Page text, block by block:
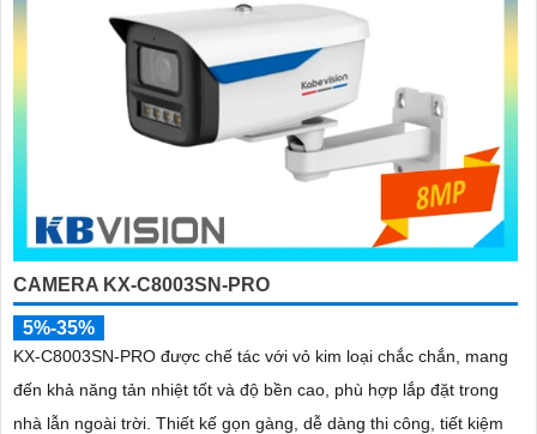
CAMERA KX-C8003SN-PRO
5%-35%
KX-C8003SN-PRO được chế tác với vỏ kim loại chắc chắn, mang
đến khả năng tản nhiệt tốt và độ bền cao, phù hợp lắp đặt trong
nhà lẫn ngoài trời. Thiết kế gọn gàng, dễ dàng thi công, tiết kiệm